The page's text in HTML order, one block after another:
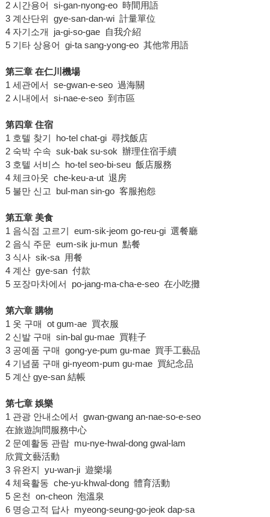
2 시간용어 si-gan-nyong-eo 時間用語
3 계산단위 gye-san-dan-wi 計量單位
4 자기소개 ja-gi-so-gae 自我介紹
5 기타 상용어 gi-ta sang-yong-eo 其他常用語
第三章 在仁川機場
1 세관에서 se-gwan-e-seo 過海關
2 시내에서 si-nae-e-seo 到市區
第四章 住宿
1 호텔 찾기 ho-tel chat-gi 尋找飯店
2 숙박 수속 suk-bak su-sok 辦理住宿手續
3 호텔 서비스 ho-tel seo-bi-seu 飯店服務
4 체크아웃 che-keu-a-ut 退房
5 불만 신고 bul-man sin-go 客服抱怨
第五章 美食
1 음식점 고르기 eum-sik-jeom go-reu-gi 選餐廳
2 음식 주문 eum-sik ju-mun 點餐
3 식사 sik-sa 用餐
4 계산 gye-san 付款
5 포장마차에서 po-jang-ma-cha-e-seo 在小吃攤
第六章 購物
1 옷 구매 ot gum-ae 買衣服
2 신발 구매 sin-bal gu-mae 買鞋子
3 공예품 구매 gong-ye-pum gu-mae 買手工藝品
4 기념품 구매 gi-nyeom-pum gu-mae 買紀念品
5 계산 gye-san 結帳
第七章 娛樂
1 관광 안내소에서 gwan-gwang an-nae-so-e-seo
在旅遊詢問服務中心
2 문예활동 관람 mu-nye-hwal-dong gwal-lam
欣賞文藝活動
3 유완지 yu-wan-ji 遊樂場
4 체육활동 che-yu-khwal-dong 體育活動
5 온천 on-cheon 泡溫泉
6 명승고적 답사 myeong-seung-go-jeok dap-sa